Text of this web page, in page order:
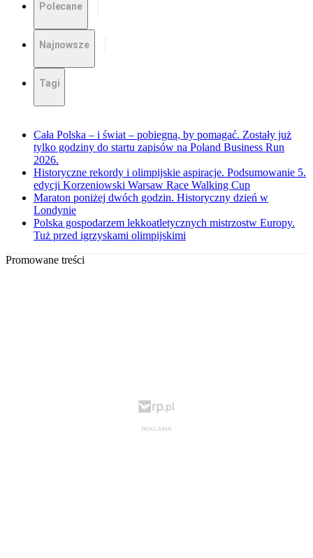
Polecane
Najnowsze
Tagi
Cała Polska – i świat – pobiegną, by pomagać. Zostały już
tylko godziny do startu zapisów na Poland Business Run
2026.
Historyczne rekordy i olimpijskie aspiracje. Podsumowanie 5.
edycji Korzeniowski Warsaw Race Walking Cup
Maraton poniżej dwóch godzin. Historyczny dzień w
Londynie
Polska gospodarzem lekkoatletycznych mistrzostw Europy.
Tuż przed igrzyskami olimpijskimi
Promowane treści